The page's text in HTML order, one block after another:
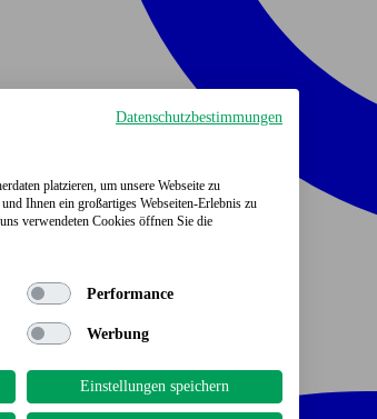
Datenschutzbestimmungen
platzieren, um unsere Webseite zu
Ihnen ein großartiges Webseiten-Erlebnis zu
verwendeten Cookies öffnen Sie die
Performance
Werbung
Einstellungen speichern